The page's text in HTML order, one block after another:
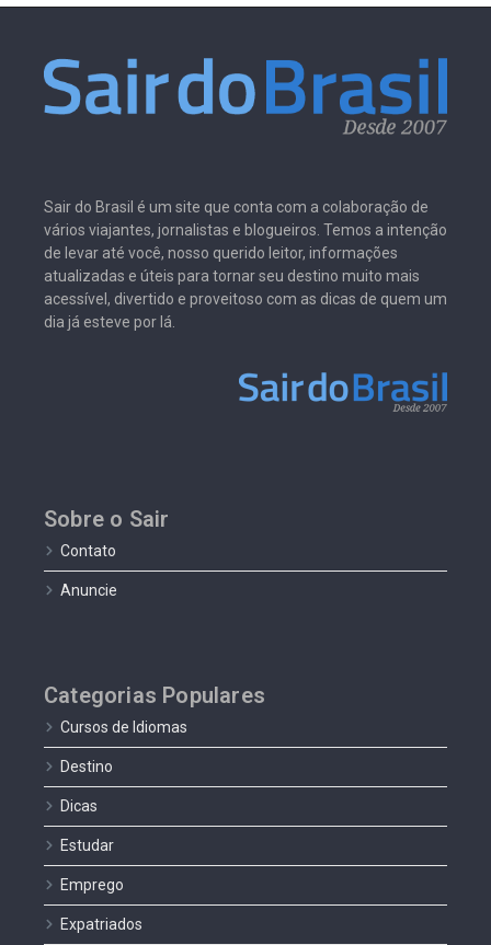
Sair do Brasil é um site que conta com a colaboração de
vários viajantes, jornalistas e blogueiros. Temos a intenção
de levar até você, nosso querido leitor, informações
atualizadas e úteis para tornar seu destino muito mais
acessível, divertido e proveitoso com as dicas de quem um
dia já esteve por lá.
Sobre o Sair
Contato
Anuncie
Categorias Populares
Cursos de Idiomas
Destino
Dicas
Estudar
Emprego
Expatriados